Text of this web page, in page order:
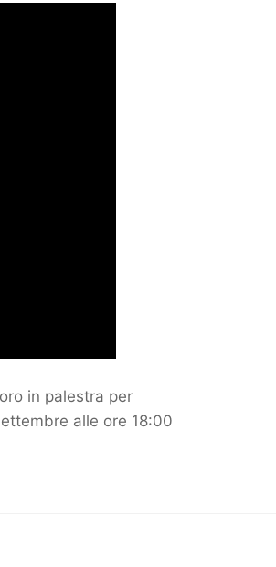
in palestra per
alle ore 18:00